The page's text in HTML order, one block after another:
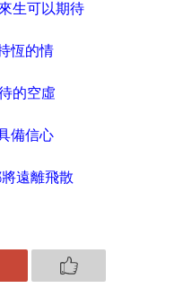
生可以期待
恆的情
的空虛
備信心
遠離飛散